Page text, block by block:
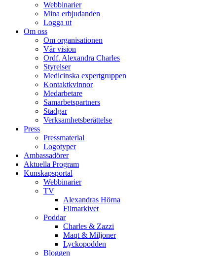
Webbinarier
Mina erbjudanden
Logga ut
Om oss
Om organisationen
Vår vision
Ordf. Alexandra Charles
Styrelser
Medicinska expertgruppen
Kontaktkvinnor
Medarbetare
Samarbetspartners
Stadgar
Verksamhetsberättelse
Press
Pressmaterial
Logotyper
Ambassadörer
Aktuella Program
Kunskapsportal
Webbinarier
TV
Alexandras Hörna
Filmarkivet
Poddar
Charles & Zazzi
Maqt & Miljoner
Lyckopodden
Bloggen